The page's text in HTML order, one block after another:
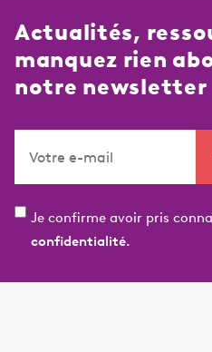
Actualités,
manquez rien
notre newsletter
Je confirme avoir pris
confidentialité.